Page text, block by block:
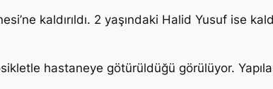
kaldırıldı. 2 yaşındaki Halid Yusuf ise
hastaneye götürüldüğü görülüyor.